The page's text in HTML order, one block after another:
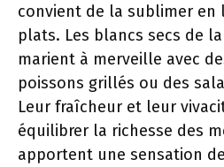
convient de la sublimer en
plats. Les blancs secs de
marient à merveille avec
poissons grillés ou des
Leur fraîcheur et leur
équilibrer la richesse des
apportent une sensation